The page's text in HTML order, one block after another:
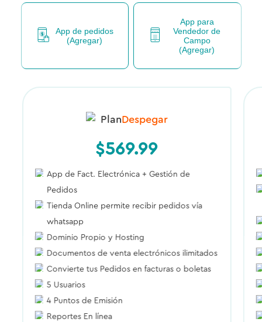
App de pedidos
(Agregar)
App para
Vendedor de
Campo
(Agregar)
PlanDespegar
$569.99
App de Fact. Electrónica + Gestión de
Pedidos
Tienda Online permite recibir pedidos vía
whatsapp
Dominio Propio y Hosting
Documentos de venta electrónicos ilimitados
Convierte tus Pedidos en facturas o boletas
5 Usuarios
4 Puntos de Emisión
Reportes En línea